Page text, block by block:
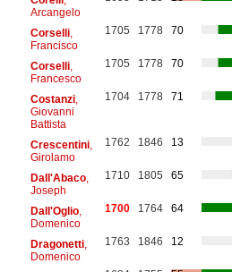
Arcangelo
Corselli,
Francisco
1705 1778 70
Corselli,
Francesco
1705 1778 70
Costanzi,
Giovanni
Battista
1704 1778 71
Crescentini,
Girolamo
1762 1846 13
Dall'Abaco,
Joseph
1710 1805 65
Dall'Oglio,
Domenico
1700 1764 64
Dragonetti,
Domenico
1763 1846 12